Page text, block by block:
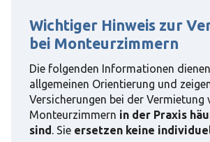
Wichtiger Hinweis zur
bei Monteurzimmern
Die folgenden Informationen
allgemeinen Orientierung und
Versicherungen bei der Vermietung
Monteurzimmern in der Praxis
sind . Sie ersetzen keine